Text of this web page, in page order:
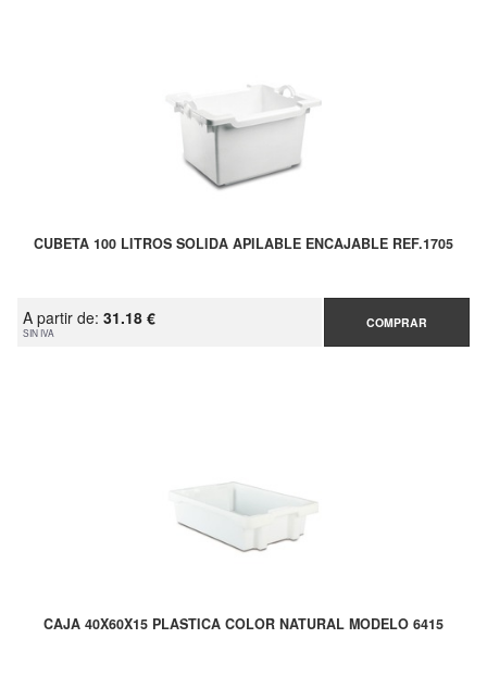
CUBETA 100 LITROS SOLIDA APILABLE ENCAJABLE REF.1705
A partir de: 31.18 €
SIN IVA
COMPRAR
CAJA 40X60X15 PLASTICA COLOR NATURAL MODELO 6415